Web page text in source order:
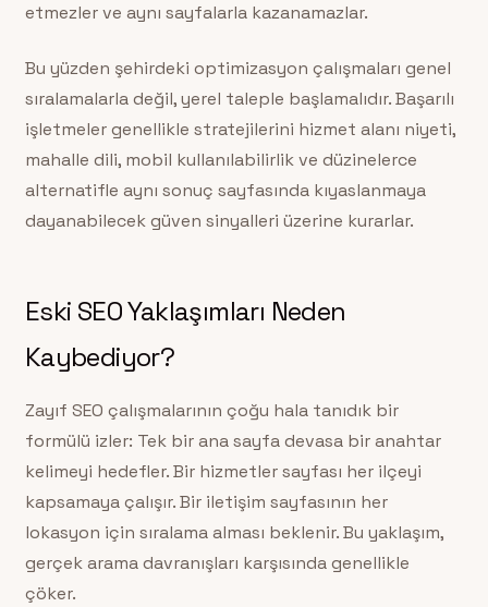
etmezler ve aynı sayfalarla kazanamazlar.
Bu yüzden şehirdeki optimizasyon çalışmaları genel
sıralamalarla değil, yerel taleple başlamalıdır. Başarılı
işletmeler genellikle stratejilerini hizmet alanı niyeti,
mahalle dili, mobil kullanılabilirlik ve düzinelerce
alternatifle aynı sonuç sayfasında kıyaslanmaya
dayanabilecek güven sinyalleri üzerine kurarlar.
Eski SEO Yaklaşımları Neden
Kaybediyor?
Zayıf SEO çalışmalarının çoğu hala tanıdık bir
formülü izler: Tek bir ana sayfa devasa bir anahtar
kelimeyi hedefler. Bir hizmetler sayfası her ilçeyi
kapsamaya çalışır. Bir iletişim sayfasının her
lokasyon için sıralama alması beklenir. Bu yaklaşım,
gerçek arama davranışları karşısında genellikle
çöker.